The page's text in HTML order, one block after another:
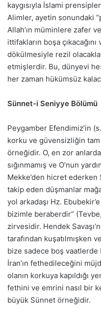
kaygısıyla İslami
Alimler, ayetin sonundaki
Allah’ın müminlere zafer
ittifakların boşa
dökülmesiyle rezil
etmişlerdir. Bu, dünyevi
her zaman hükümsüz
Sünnet-i Seniyye Bölümü
Peygamber Efendimiz’in
korku ve güvensizliğin
örneğidir. O, en zor
sığınmamış ve O’nun
Mekke’den hicret ederken
takip eden düşmanlar
yol arkadaşı Hz.
bizimle beraberdir”
zirvesidir. Hendek
tarafından kuşatılmışken
bize sadece boş vaatlerde
İran’ın fethedileceğini
olanın korkuya kapıldığı
fethini ve emrini nasıl bir
büyük Sünnet örneğidir.